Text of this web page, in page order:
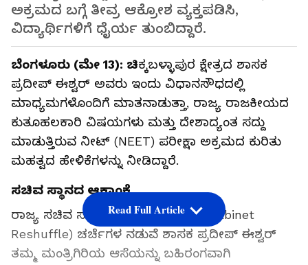
ಅಕ್ರಮದ ಬಗ್ಗೆ ತೀವ್ರ ಆಕ್ರೋಶ ವ್ಯಕ್ತಪಡಿಸಿ,
ವಿದ್ಯಾರ್ಥಿಗಳಿಗೆ ಧೈರ್ಯ ತುಂಬಿದ್ದಾರೆ.
ಬೆಂಗಳೂರು (ಮೇ 13): ಚಿಕ್ಕಬಳ್ಳಾಪುರ ಕ್ಷೇತ್ರದ ಶಾಸಕ
ಪ್ರದೀಪ್ ಈಶ್ವರ್ ಅವರು ಇಂದು ವಿಧಾನಸೌಧದಲ್ಲಿ
ಮಾಧ್ಯಮಗಳೊಂದಿಗೆ ಮಾತನಾಡುತ್ತಾ, ರಾಜ್ಯ ರಾಜಕೀಯದ
ಕುತೂಹಲಕಾರಿ ವಿಷಯಗಳು ಮತ್ತು ದೇಶಾದ್ಯಂತ ಸದ್ದು
ಮಾಡುತ್ತಿರುವ ನೀಟ್ (NEET) ಪರೀಕ್ಷಾ ಅಕ್ರಮದ ಕುರಿತು
ಮಹತ್ವದ ಹೇಳಿಕೆಗಳನ್ನು ನೀಡಿದ್ದಾರೆ.
ಸಚಿವ ಸ್ಥಾನದ ಆಕಾಂಕ್ಷೆ
ರಾಜ್ಯ ಸಚಿವ ಸಂಪುಟ ಪುನರ್ ರಚನೆಯ (Cabinet
Reshuffle) ಚರ್ಚೆಗಳ ನಡುವೆ ಶಾಸಕ ಪ್ರದೀಪ್ ಈಶ್ವರ್
ತಮ್ಮ ಮಂತ್ರಿಗಿರಿಯ ಆಸೆಯನ್ನು ಬಹಿರಂಗವಾಗಿ
Read Full Article